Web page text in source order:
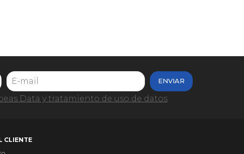
ENVIAR
Data y tratamiento de uso de datos
CLIENTE